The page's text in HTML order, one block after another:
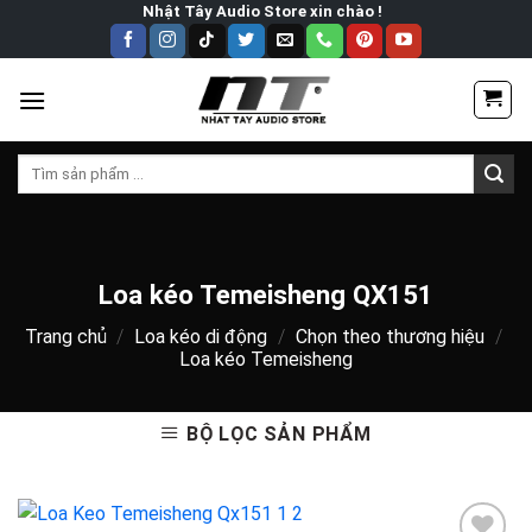
Nhật Tây Audio Store xin chào !
Tìm
Loa kéo Temeisheng QX151
Trang chủ / Loa kéo di động / Chọn theo thương hiệu /
Loa kéo Temeisheng
BỘ LỌC SẢN PHẨM